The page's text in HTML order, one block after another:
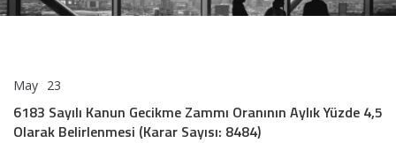
May 23
Kanun
Gecikme
6183 Sayılı Kanun Gecikme Zammı Oranının Aylık Yüzde 4,5
Olarak Belirlenmesi (Karar Sayısı: 8484)